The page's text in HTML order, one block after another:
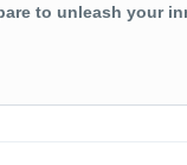
to unleash your